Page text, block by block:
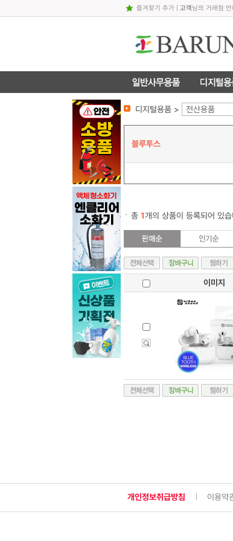
즐겨찾기 추가| 고객님의 거래점
디지털용품 > 전산용품
블루투스
총 1개의 상품이 등록되어 있
이미지
개인정보취급방침 이용약